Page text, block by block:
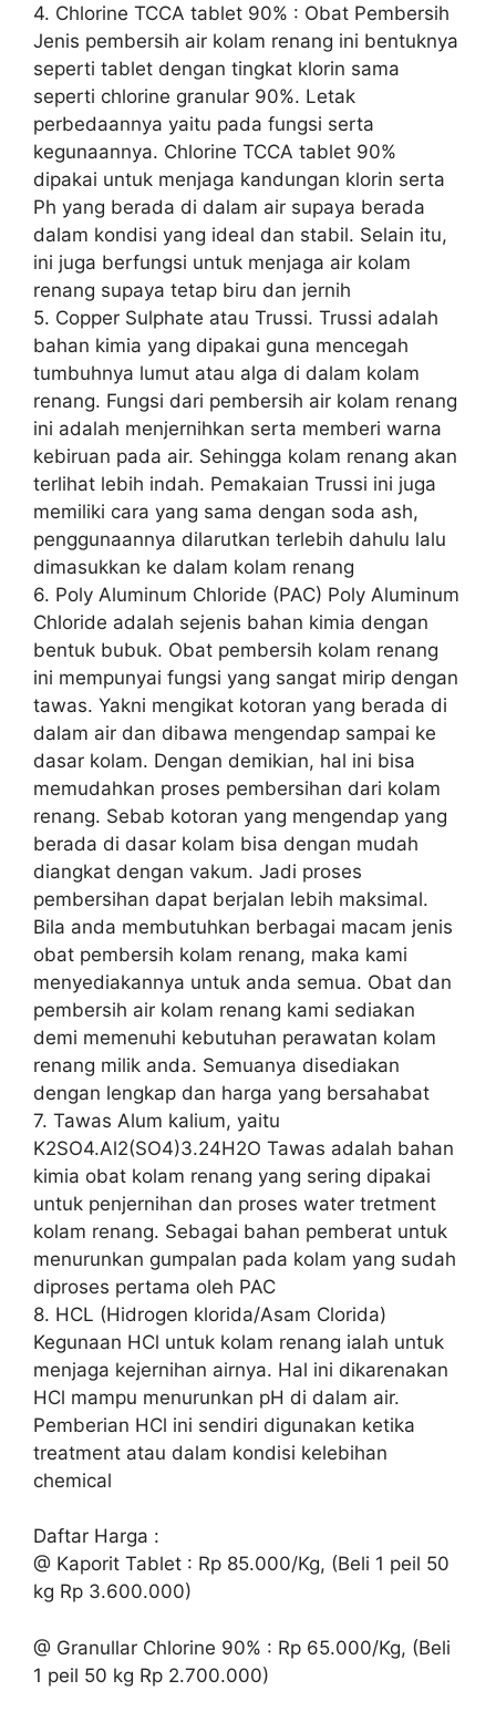
4. Chlorine TCCA tablet 90% : Obat Pembersih
Jenis pembersih air kolam renang ini bentuknya
seperti tablet dengan tingkat klorin sama
seperti chlorine granular 90%. Letak
perbedaannya yaitu pada fungsi serta
kegunaannya. Chlorine TCCA tablet 90%
dipakai untuk menjaga kandungan klorin serta
Ph yang berada di dalam air supaya berada
dalam kondisi yang ideal dan stabil. Selain itu,
ini juga berfungsi untuk menjaga air kolam
renang supaya tetap biru dan jernih
5. Copper Sulphate atau Trussi. Trussi adalah
bahan kimia yang dipakai guna mencegah
tumbuhnya lumut atau alga di dalam kolam
renang. Fungsi dari pembersih air kolam renang
ini adalah menjernihkan serta memberi warna
kebiruan pada air. Sehingga kolam renang akan
terlihat lebih indah. Pemakaian Trussi ini juga
memiliki cara yang sama dengan soda ash,
penggunaannya dilarutkan terlebih dahulu lalu
dimasukkan ke dalam kolam renang
6. Poly Aluminum Chloride (PAC) Poly Aluminum
Chloride adalah sejenis bahan kimia dengan
bentuk bubuk. Obat pembersih kolam renang
ini mempunyai fungsi yang sangat mirip dengan
tawas. Yakni mengikat kotoran yang berada di
dalam air dan dibawa mengendap sampai ke
dasar kolam. Dengan demikian, hal ini bisa
memudahkan proses pembersihan dari kolam
renang. Sebab kotoran yang mengendap yang
berada di dasar kolam bisa dengan mudah
diangkat dengan vakum. Jadi proses
pembersihan dapat berjalan lebih maksimal.
Bila anda membutuhkan berbagai macam jenis
obat pembersih kolam renang, maka kami
menyediakannya untuk anda semua. Obat dan
pembersih air kolam renang kami sediakan
demi memenuhi kebutuhan perawatan kolam
renang milik anda. Semuanya disediakan
dengan lengkap dan harga yang bersahabat
7. Tawas Alum kalium, yaitu
K2SO4.Al2(SO4)3.24H2O Tawas adalah bahan
kimia obat kolam renang yang sering dipakai
untuk penjernihan dan proses water tretment
kolam renang. Sebagai bahan pemberat untuk
menurunkan gumpalan pada kolam yang sudah
diproses pertama oleh PAC
8. HCL (Hidrogen klorida/Asam Clorida)
Kegunaan HCl untuk kolam renang ialah untuk
menjaga kejernihan airnya. Hal ini dikarenakan
HCl mampu menurunkan pH di dalam air.
Pemberian HCl ini sendiri digunakan ketika
treatment atau dalam kondisi kelebihan
chemical
Daftar Harga :
@ Kaporit Tablet : Rp 85.000/Kg, (Beli 1 peil 50
kg Rp 3.600.000)
@ Granullar Chlorine 90% : Rp 65.000/Kg, (Beli
1 peil 50 kg Rp 2.700.000)